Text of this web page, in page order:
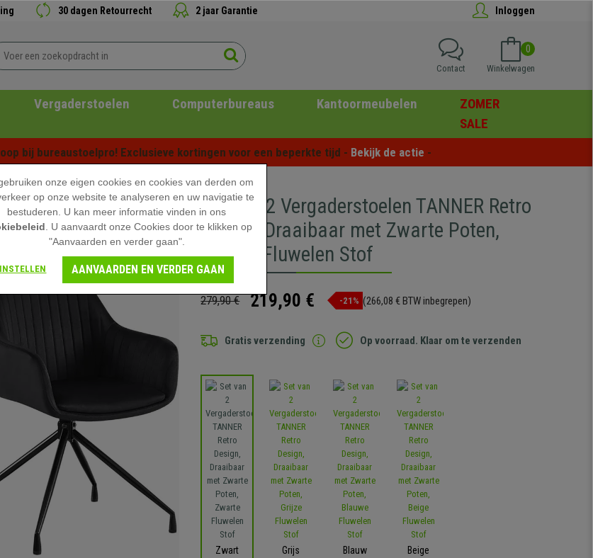
30 dagen Retourrecht 2 jaar Garantie Inloggen
0
Winkelwagen
Contact
Vergaderstoelen Computerbureaus Kantoormeubelen
ZOMER
SALE
bij bureaustoelpro! Exclusieve kortingen voor een beperkte tijd - Bekijk de actie -
Set van 2 Vergaderstoelen TANNER Retro
Design, Draaibaar met Zwarte Poten,
Zwarte Fluwelen Stof
279,90 € 219,90 € -21% (266,08 € BTW inbegrepen)
Gratis verzending Op voorraad. Klaar om te verzenden
Zwart Grijs Blauw Beige
onze eigen cookies en cookies van derden om
op onze website te analyseren en uw navigatie te
bestuderen. U kan meer informatie vinden in ons
. U aanvaardt onze Cookies door te klikken op
"Aanvaarden en verder gaan".
INSTELLEN AANVAARDEN EN VERDER GAAN